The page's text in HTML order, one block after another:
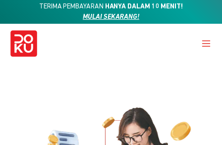
TERIMA PEMBAYARAN HANYA DALAM 10 MENIT!
MULAI SEKARANG!